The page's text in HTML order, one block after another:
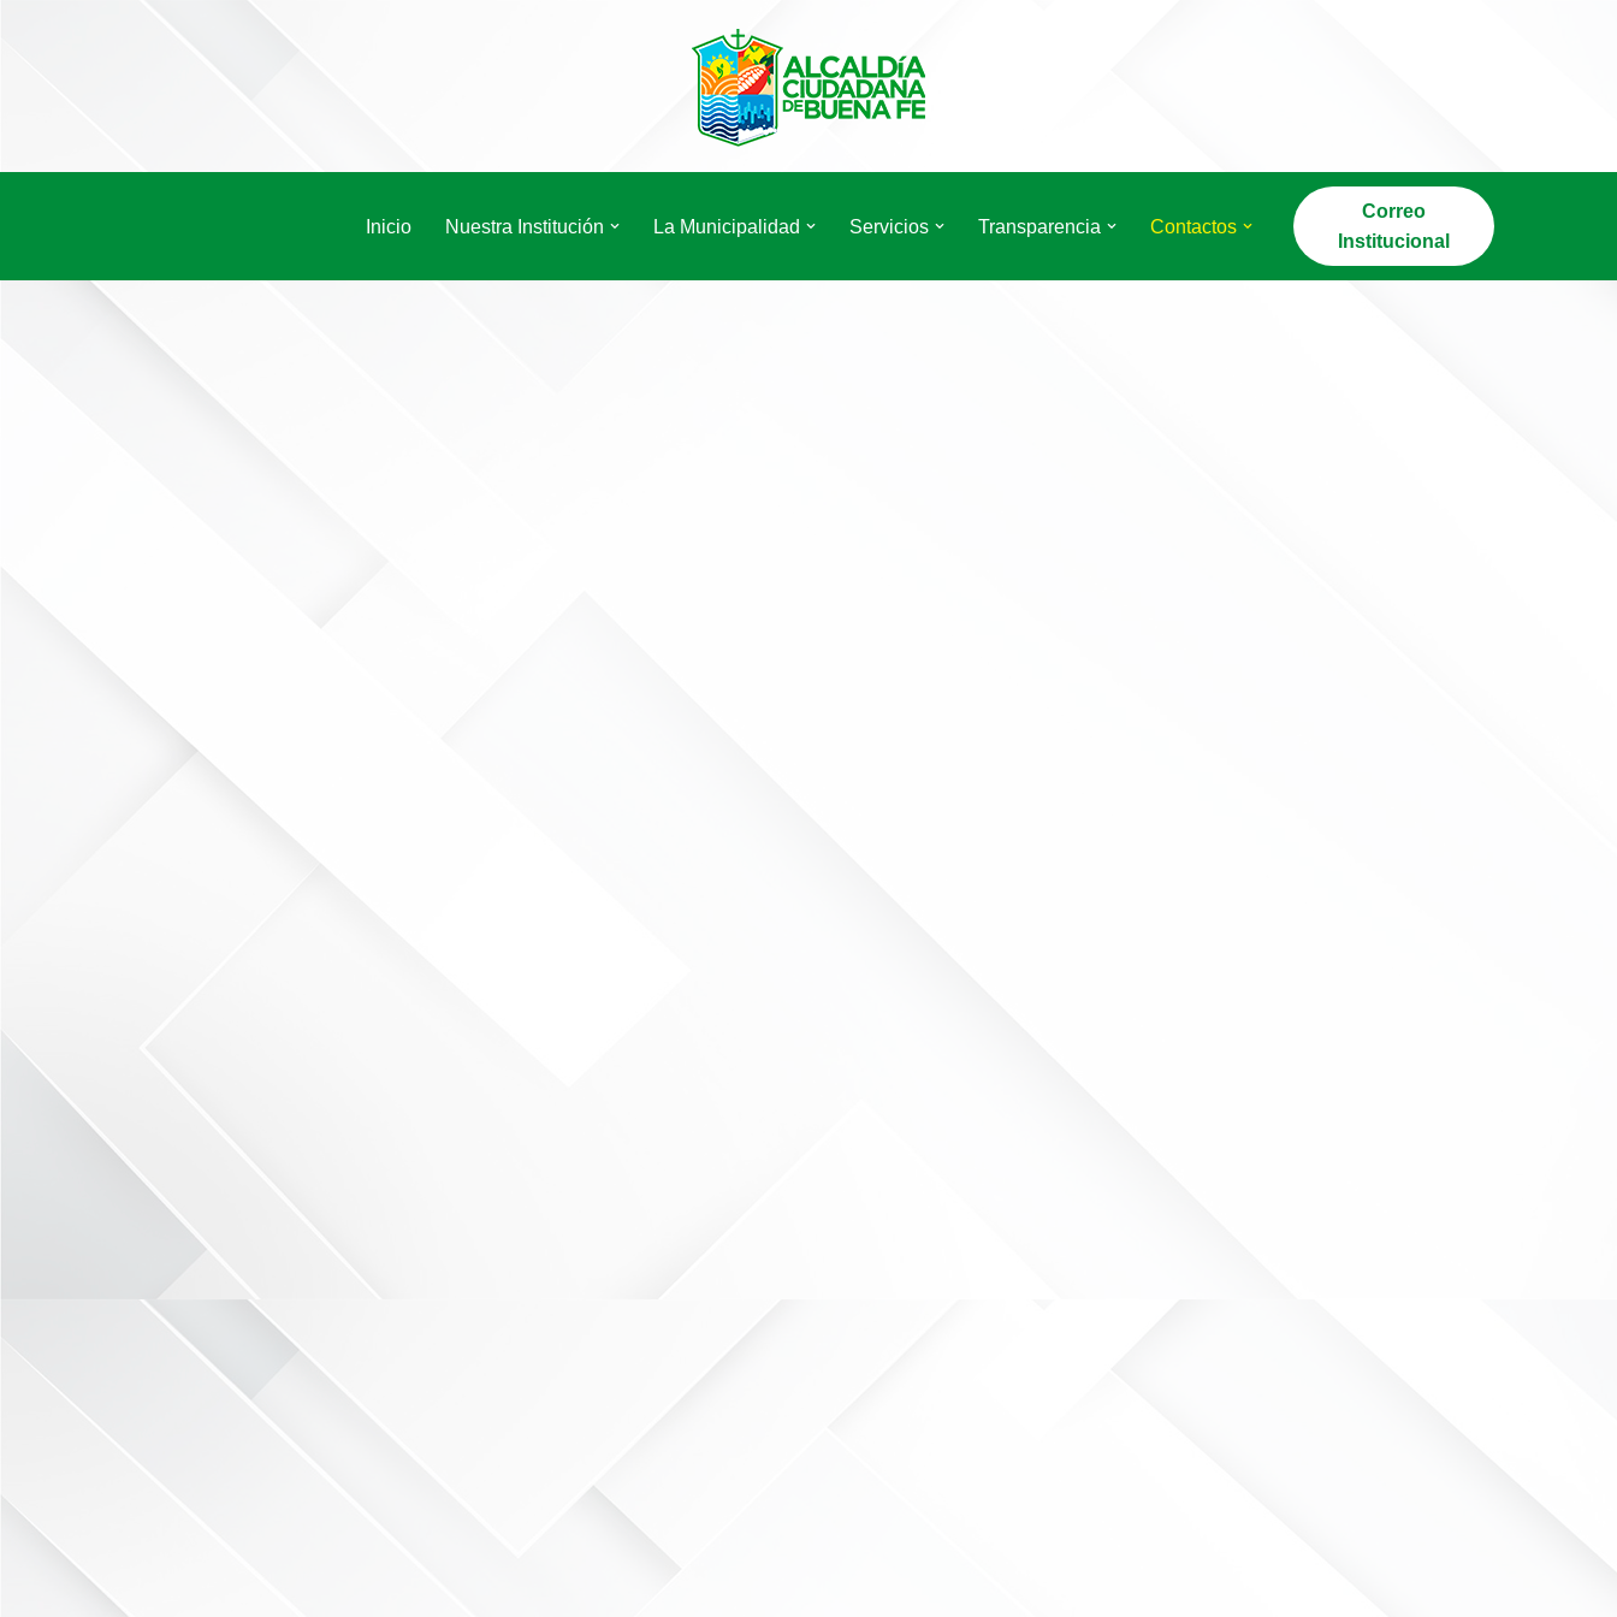
Inicio Nuestra Institución La Municipalidad Servicios Transparencia Contactos
Correo
Institucional